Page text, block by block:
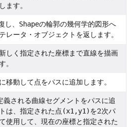
ます。
し、 Shapeの輪郭の幾何学的図形へ
レータ・オブジェクトを返します。
しく指定された座標まで直線を描画
。
移動して点をパスに追加します。
される曲線セグメントをパスに追
は、指定された点 (x1,y1)を2次パ
使用して、現在の座標と指定された